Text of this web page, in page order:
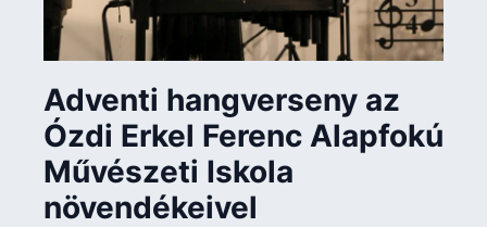
Adventi hangverseny az
Ózdi Erkel Ferenc Alapfokú
Művészeti Iskola
növendékeivel